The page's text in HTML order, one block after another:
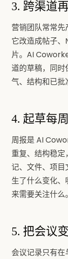
3. 跨渠道
营销团队常常
它改造成帖子
片。AI
道的草稿，同
气、结构和已批
4. 起草每
周报是 AI
重复、结构稳
记、文件、项
生了什么变化
来需要关注什么。
5. 把会议
会议记录只有